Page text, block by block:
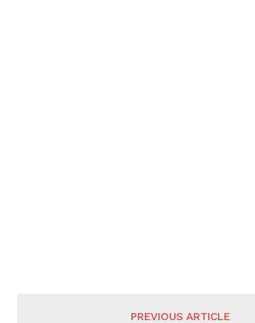
PREVIOUS ARTICLE